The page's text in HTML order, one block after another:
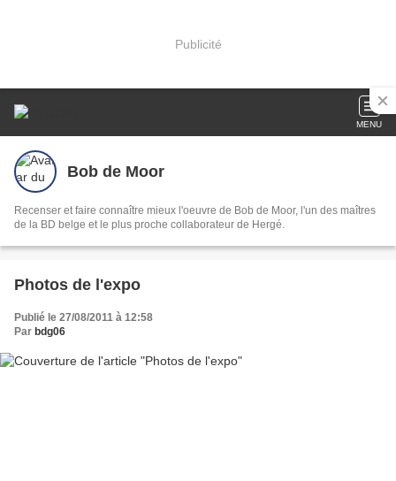
Publicité
MENU
Bob de Moor
Recenser et faire connaître mieux l'oeuvre de Bob de Moor, l'un des maîtres
de la BD belge et le plus proche collaborateur de Hergé.
Photos de l'expo
Publié le 27/08/2011 à 12:58
Par bdg06